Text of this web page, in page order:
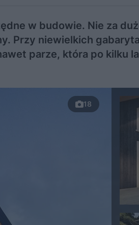
w budowie. Nie za
Przy niewielkich
parze, która po kilku
18